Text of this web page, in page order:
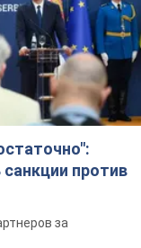
против
за